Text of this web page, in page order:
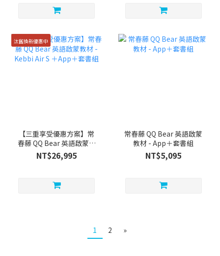
汰舊換新優惠中
【三重享受優惠方案】常
春藤 QQ Bear 英語啟蒙教
材 - Kebbi Air S ＋App＋
套書組
NT$26,995
常春藤 QQ Bear 英語啟蒙
教材 - App＋套書組
NT$5,095
1 2 »